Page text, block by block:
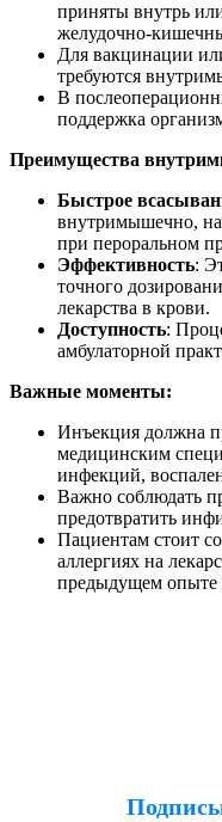
приняты внутрь
желудочно-
Для вакцинации
требуются
В
поддержка
Преимущества
Быстрое
внутримышечно,
при пероральном
Эффективность:
точного
лекарства в крови.
Доступность:
амбулаторной
Важные моменты:
Инъекция должна
медицинским
инфекций,
Важно соблюдать
предотвратить
Пациентам стоит
аллергиях на
предыдущем опыте